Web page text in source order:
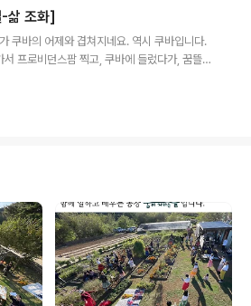
세미나에 참석할 예정
님들이 계실런지요? 첨부
시고, 세미나에 함께 올라
30일까지라고 되어있지
삶 조화]
쿠바의 어제와 겹쳐지네요. 역시 쿠바입니다.
프로비던스팜 찍고, 쿠바에 들렀다가, 꿈뜰
고 있는 것도 그렇고, 점점 더 닮고 싶은 모델
진: 월간 / 2008.04.29 출처: 월간노동세상( h
) 쿠바 여행 일정표를 받았을 ..